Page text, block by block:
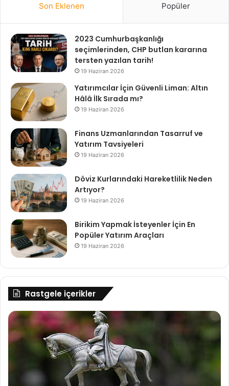
Son Eklenen Popüler
2023 Cumhurbaşkanlığı
seçimlerinden, CHP butlan kararına
tersten yazılan tarih!
19 Haziran 2026
Yatırımcılar İçin Güvenli Liman: Altın
Hâlâ İlk Sırada mı?
19 Haziran 2026
Finans Uzmanlarından Tasarruf ve
Yatırım Tavsiyeleri
19 Haziran 2026
Döviz Kurlarındaki Hareketlilik Neden
Artıyor?
19 Haziran 2026
Birikim Yapmak İsteyenler İçin En
Popüler Yatırım Araçları
19 Haziran 2026
Rastgele içerikler
97.
Gazi
Koşusu